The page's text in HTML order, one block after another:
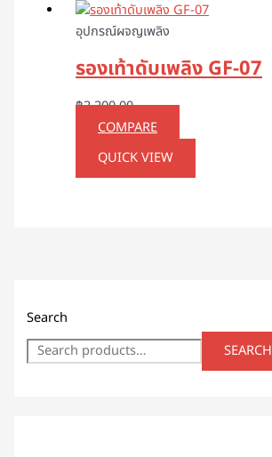
Search
SEARCH
อุปกรณ์ผจญเพลิง
รองเท้าดับเพลิง GF-07
฿2,200.00
COMPARE
QUICK VIEW